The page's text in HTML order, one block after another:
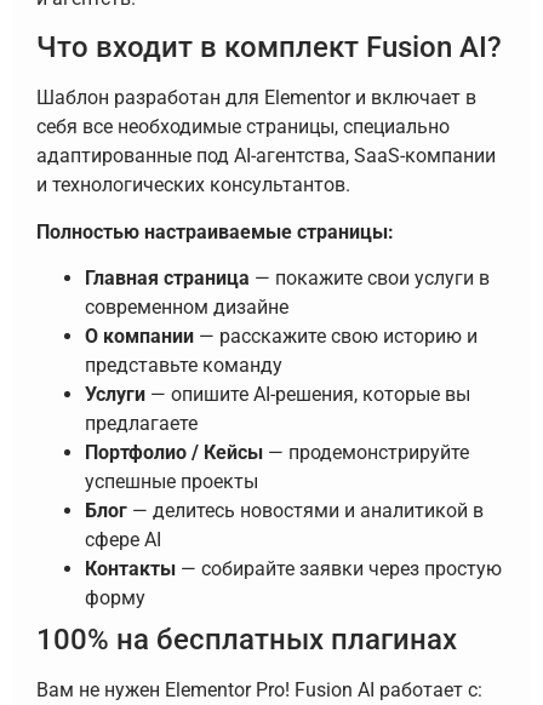
Что входит в комплект Fusion AI?
Шаблон разработан для Elementor и включает в
себя все необходимые страницы, специально
адаптированные под AI-агентства, SaaS-компании
и технологических консультантов.
Полностью настраиваемые страницы:
Главная страница — покажите свои услуги в
современном дизайне
О компании — расскажите свою историю и
представьте команду
Услуги — опишите AI-решения, которые вы
предлагаете
Портфолио / Кейсы — продемонстрируйте
успешные проекты
Блог — делитесь новостями и аналитикой в
сфере AI
Контакты — собирайте заявки через простую
форму
100% на бесплатных плагинах
Вам не нужен Elementor Pro! Fusion AI работает с: